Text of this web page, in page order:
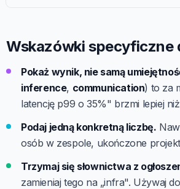
Wskazówki specyficzne
Pokaż wynik, nie samą
inference, communication) to za
latencję p99 o 35%" brzmi lepiej
Podaj jedną konkretną liczbę.
osób w zespole, ukończone
Trzymaj się słownictwa z
zamieniaj tego na „infra". Używaj